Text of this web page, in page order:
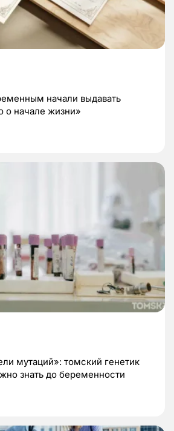
начали выдавать
о начале жизни»
мутаций»: томский генетик
знать до беременности